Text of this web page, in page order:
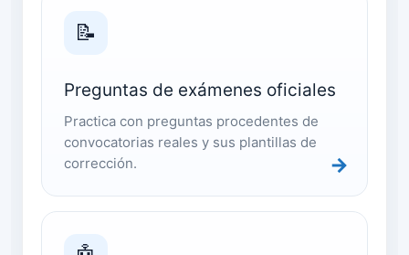
📝
Preguntas de exámenes oficiales
Practica con preguntas procedentes de
convocatorias reales y sus plantillas de
corrección.
→